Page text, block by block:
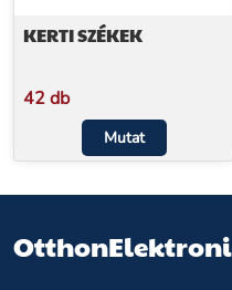
KERTI SZÉKEK
42 db
Mutat